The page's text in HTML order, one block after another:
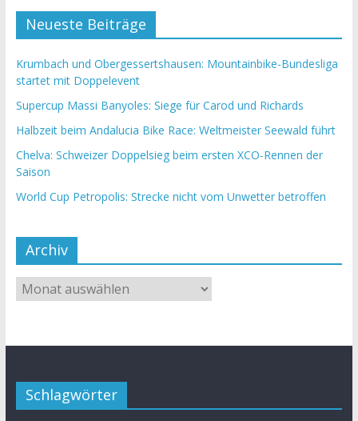
Neueste Beiträge
Krumbach und Obergessertshausen: Mountainbike-Bundesliga
startet mit Doppelevent
Supercup Massi Banyoles: Siege für Carod und Richards
Halbzeit beim Andalucia Bike Race: Weltmeister Seewald führt
Chelva: Schweizer Doppelsieg beim ersten XCO-Rennen der
Saison
World Cup Petropolis: Strecke nicht vom Unwetter betroffen
Archiv
Schlagwörter